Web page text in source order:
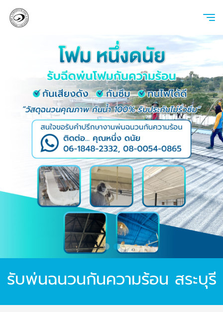
รับพ่นฉนวนกันความร้อน สระบุรี